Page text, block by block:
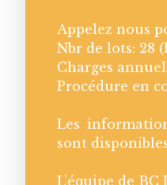
Appelez nous
Nbr de lots: 28
Charges
Procédure en
Les
sont
L’équipe de